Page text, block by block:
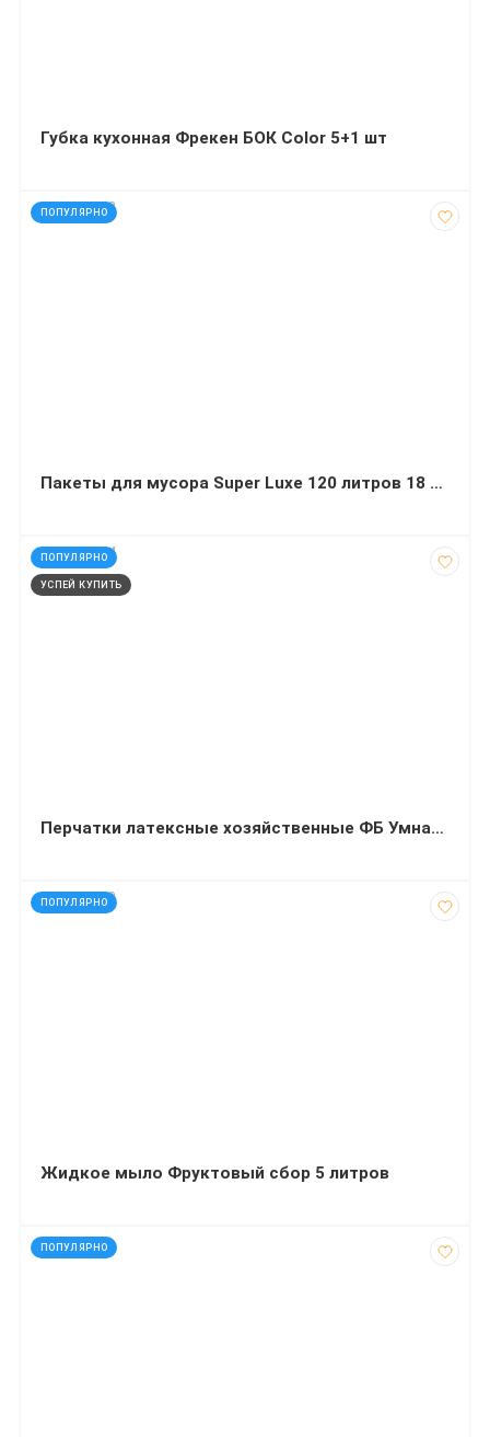
Губка кухонная Фрекен БОК Color 5+1 шт
ПОПУЛЯРНО
код: 936232
Пакеты для мусора Super Luxe 120 литров 18 мкм черные 10 штук
ПОПУЛЯРНО
УСПЕЙ КУПИТЬ
код: 290314
Перчатки латексные хозяйственные ФБ Умная экономия оранжевые М
ПОПУЛЯРНО
код: 272669
Жидкое мыло Фруктовый сбор 5 литров
ПОПУЛЯРНО
код: 15009